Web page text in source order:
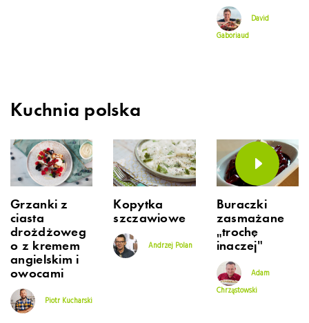
David
Gaboriaud
Kuchnia polska
Grzanki z
ciasta
drożdżoweg
o z kremem
angielskim i
owocami
Piotr Kucharski
Kopytka
szczawiowe
Andrzej Polan
Buraczki
zasmażane
„trochę
inaczej”
Adam
Chrząstowski